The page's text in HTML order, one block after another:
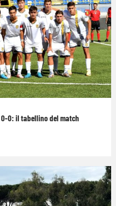
0-0: il tabellino del match